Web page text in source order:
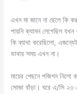
এখন মা জানে না ছেলে কি
পায়নি ক্যামন লেগেছিল যখন
কি ব্যাথা করেছিলো,
ভাবার সময় এখন না।
মায়ের পেছনে পজিশন
সোজা বাঁড়া। ঘরে এ/সি ২৩